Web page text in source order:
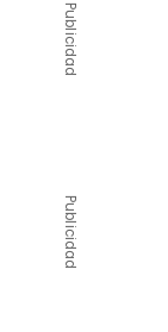
Publicidad
Publicidad